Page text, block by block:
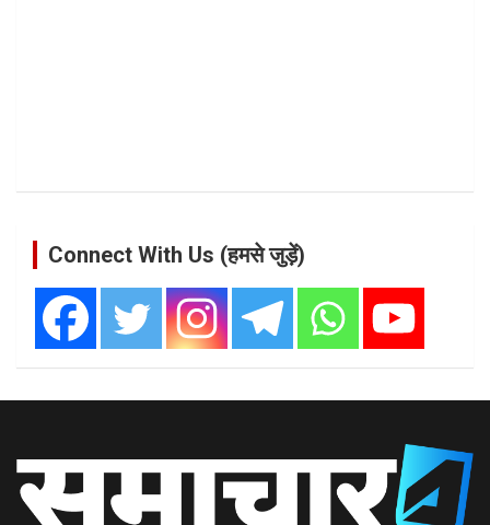
Connect With Us (हमसे जुड़ें)